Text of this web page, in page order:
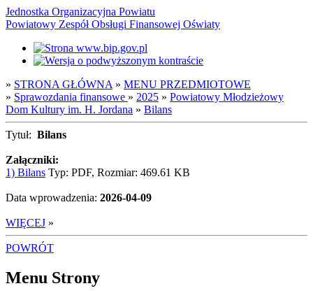
Jednostka Organizacyjna Powiatu
Powiatowy Zespół Obsługi Finansowej Oświaty
» STRONA GŁÓWNA » MENU PRZEDMIOTOWE
» Sprawozdania finansowe » 2025 » Powiatowy Młodzieżowy
Dom Kultury im. H. Jordana » Bilans
Tytuł: Bilans
Załączniki:
1) Bilans Typ: PDF, Rozmiar: 469.61 KB
Data wprowadzenia: 2026-04-09
WIĘCEJ »
POWRÓT
Menu Strony